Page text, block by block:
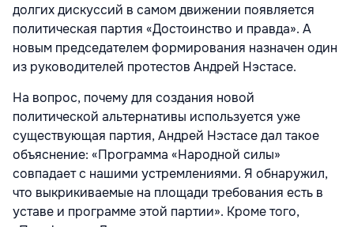
долгих дискуссий в самом движении появляется
политическая партия «Достоинство и правда». А
новым председателем формирования назначен один
из руководителей протестов Андрей Нэстасе.
На вопрос, почему для создания новой
политической альтернативы используется уже
существующая партия, Андрей Нэстасе дал такое
объяснение: «Программа «Народной силы»
совпадает с нашими устремлениями. Я обнаружил,
что выкрикиваемые на площади требования есть в
уставе и программе этой партии». Кроме того,